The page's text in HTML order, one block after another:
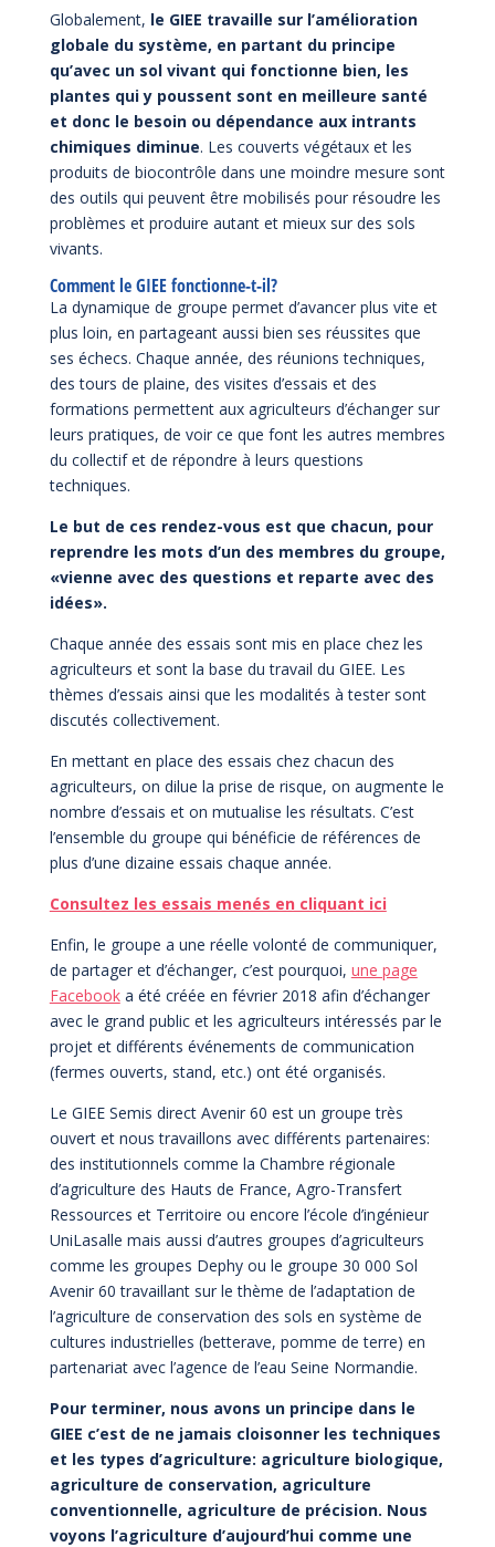
Globalement, le GIEE travaille sur l’amélioration
globale du système, en partant du principe
qu’avec un sol vivant qui fonctionne bien, les
plantes qui y poussent sont en meilleure santé
et donc le besoin ou dépendance aux intrants
chimiques diminue. Les couverts végétaux et les
produits de biocontrôle dans une moindre mesure sont
des outils qui peuvent être mobilisés pour résoudre les
problèmes et produire autant et mieux sur des sols
vivants.
Comment le GIEE fonctionne-t-il?
La dynamique de groupe permet d’avancer plus vite et
plus loin, en partageant aussi bien ses réussites que
ses échecs. Chaque année, des réunions techniques,
des tours de plaine, des visites d’essais et des
formations permettent aux agriculteurs d’échanger sur
leurs pratiques, de voir ce que font les autres membres
du collectif et de répondre à leurs questions
techniques.
Le but de ces rendez-vous est que chacun, pour
reprendre les mots d’un des membres du groupe,
«vienne avec des questions et reparte avec des
idées».
Chaque année des essais sont mis en place chez les
agriculteurs et sont la base du travail du GIEE. Les
thèmes d’essais ainsi que les modalités à tester sont
discutés collectivement.
En mettant en place des essais chez chacun des
agriculteurs, on dilue la prise de risque, on augmente le
nombre d’essais et on mutualise les résultats. C’est
l’ensemble du groupe qui bénéficie de références de
plus d’une dizaine essais chaque année.
Consultez les essais menés en cliquant ici
Enfin, le groupe a une réelle volonté de communiquer,
de partager et d’échanger, c’est pourquoi, une page
Facebooka été créée en février 2018 afin d’échanger
avec le grand public et les agriculteurs intéressés par le
projet et différents événements de communication
(fermes ouverts, stand, etc.) ont été organisés.
Le GIEE Semis direct Avenir 60 est un groupe très
ouvert et nous travaillons avec différents partenaires:
des institutionnels comme la Chambre régionale
d’agriculture des Hauts de France, Agro-Transfert
Ressources et Territoire ou encore l’école d’ingénieur
UniLasalle mais aussi d’autres groupes d’agriculteurs
comme les groupes Dephy ou le groupe 30 000 Sol
Avenir 60 travaillant sur le thème de l’adaptation de
l’agriculture de conservation des sols en système de
cultures industrielles (betterave, pomme de terre) en
partenariat avec l’agence de l’eau Seine Normandie.
Pour terminer, nous avons un principe dans le
GIEE c’est de ne jamais cloisonner les techniques
et les types d’agriculture: agriculture biologique,
agriculture de conservation, agriculture
conventionnelle, agriculture de précision. Nous
voyons l’agriculture d’aujourd’hui comme une